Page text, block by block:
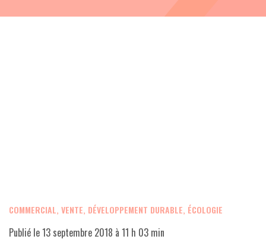
COMMERCIAL, VENTE, DÉVELOPPEMENT DURABLE, ÉCOLOGIE
Publié le13 septembre 2018 à 11 h 03 min